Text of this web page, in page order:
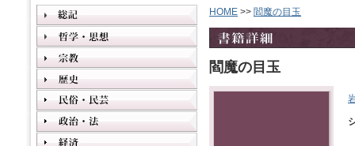
HOME >> 閻魔の目玉
閻魔の目玉